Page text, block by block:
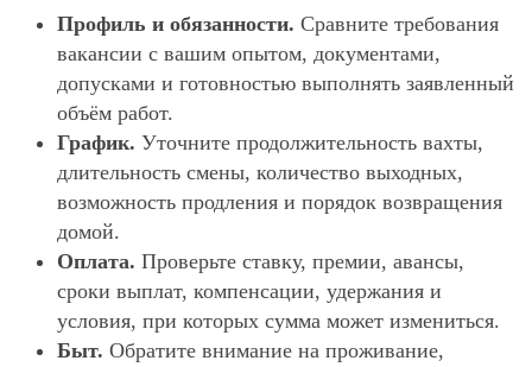
Профиль и обязанности. Сравните требования
вакансии с вашим опытом, документами,
допусками и готовностью выполнять заявленный
объём работ.
График. Уточните продолжительность вахты,
длительность смены, количество выходных,
возможность продления и порядок возвращения
домой.
Оплата. Проверьте ставку, премии, авансы,
сроки выплат, компенсации, удержания и
условия, при которых сумма может измениться.
Быт. Обратите внимание на проживание,